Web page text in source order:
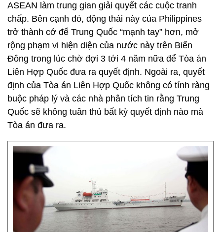
ASEAN làm trung gian giải quyết các cuộc tranh
chấp. Bên cạnh đó, động thái này của Philippines
trở thành cớ để Trung Quốc “mạnh tay” hơn, mở
rộng phạm vi hiện diện của nước này trên Biển
Đông trong lúc chờ đợi 3 tới 4 năm nữa để Tòa án
Liên Hợp Quốc đưa ra quyết định. Ngoài ra, quyết
định của Tòa án Liên Hợp Quốc không có tính ràng
buộc pháp lý và các nhà phân tích tin rằng Trung
Quốc sẽ không tuân thủ bất kỳ quyết định nào mà
Tòa án đưa ra.